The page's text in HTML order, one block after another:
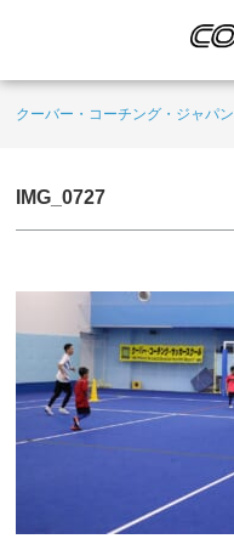
クーバー・コーチング・ジャパン
IMG_0727